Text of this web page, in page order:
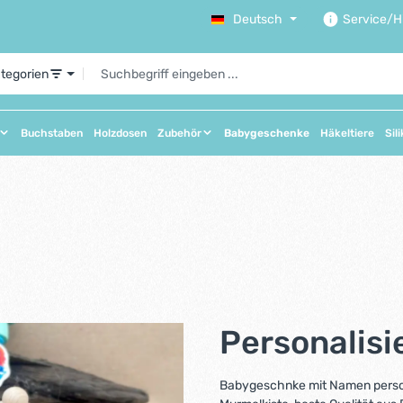
Deutsch Service/
Buchstaben Holzdosen Zubehör Babygeschenke Häkeltiere
Babygeschnke mit Namen